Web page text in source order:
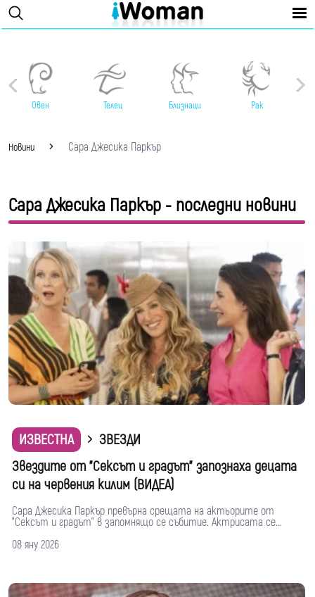
Овен Телец Близнаци Рак
Новини Сара Джесика Паркър
Сара Джесика Паркър - последни новини
ИЗВЕСТНА
ЗВЕЗДИ
Звездите от "Сексът и градът" запознаха децата
си на червения килим (ВИДЕА)
Сара Джесика Паркър превърна срещата на актьорите от
"Сексът и градът" в запомнящо се събитие. Актрисата се...
08 яну 2026